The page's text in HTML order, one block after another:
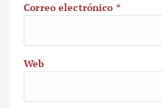
Correo electrónico *
Web